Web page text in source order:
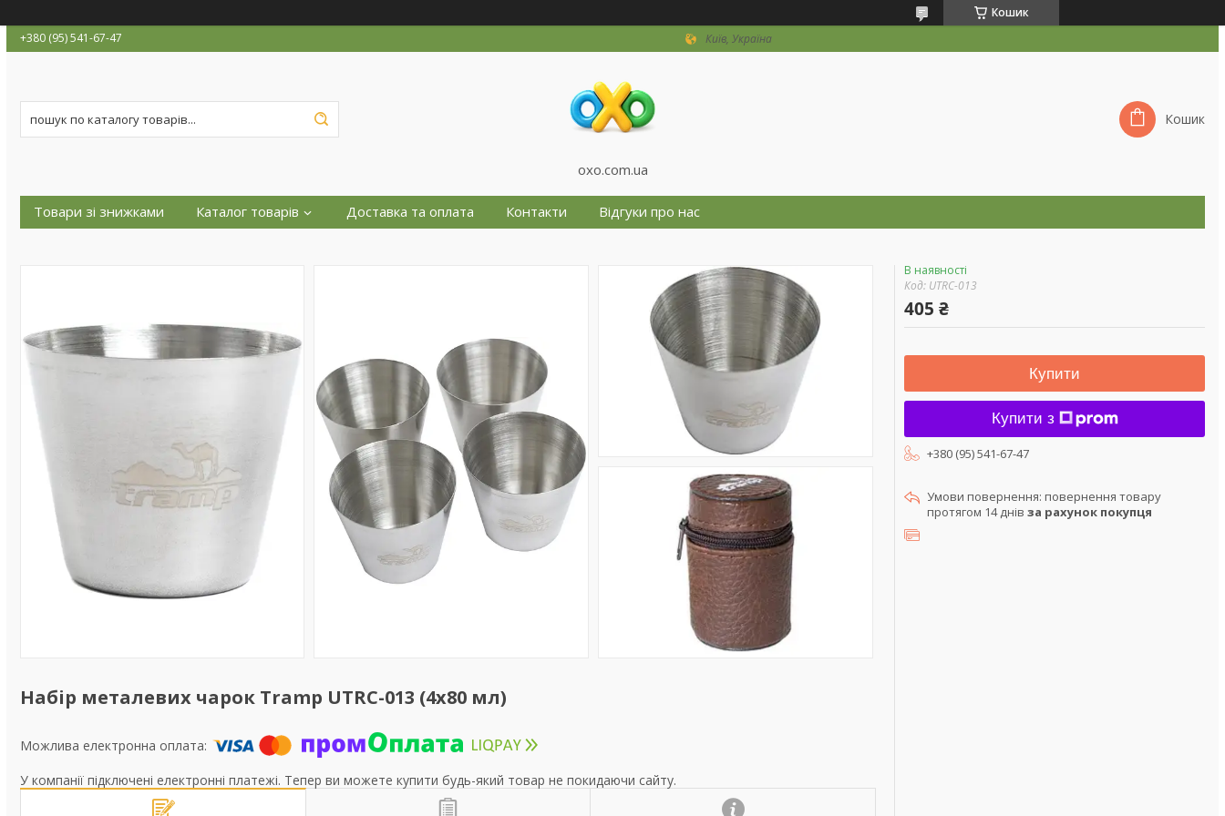
Кошик
+380 (95) 541-67-47
Київ, Україна
oxo.com.ua
Кошик
Товари зі знижками Каталог товарів Доставка та оплата Контакти Відгуки про нас
Набір металевих чарок Tramp UTRC-013 (4х80 мл)
У компанії підключені електронні платежі. Тепер ви можете купити будь-який товар не покидаючи сайту.
В наявності
Код: UTRC-013
405 ₴
Купити
Купити з
+380 (95) 541-67-47
повернення товару
протягом 14 днів за рахунок покупця